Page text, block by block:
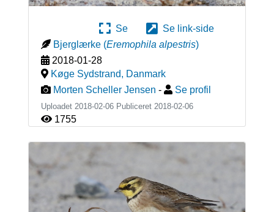
Se
Se link-side
Bjerglærke (Eremophila alpestris)
2018-01-28
Køge Sydstrand, Danmark
Morten Scheller Jensen - Se profil
Uploadet 2018-02-06 Publiceret 2018-02-06
1755